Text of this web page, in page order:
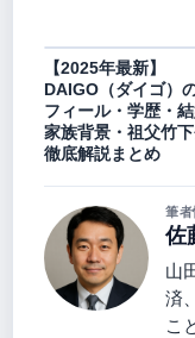
【2025年最新】
DAIGO（ダイゴ）
フィール・学歴・結
家族背景・祖父竹
徹底解説まとめ
筆者
佐
山
済
こ